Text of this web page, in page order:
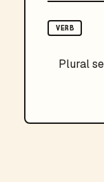
VERB
Plural